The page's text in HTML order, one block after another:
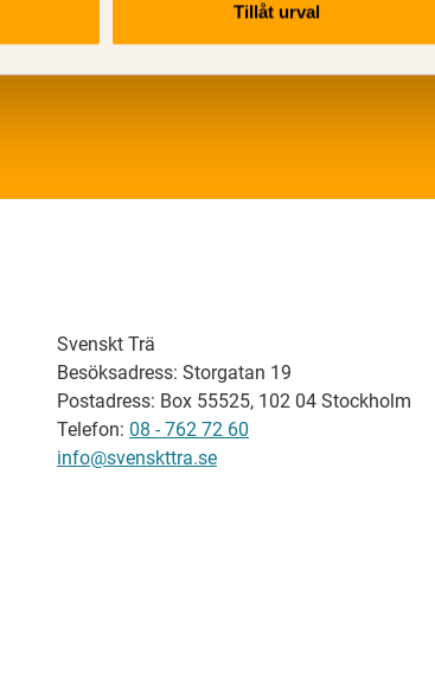
Tillåt urval
Svenskt Trä
Besöksadress: Storgatan 19
Postadress: Box 55525, 102 04 Stockholm
Telefon: 08 - 762 72 60
info@svenskttra.se